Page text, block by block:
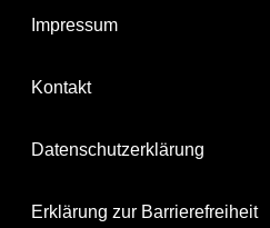
Impressum
Kontakt
Datenschutzerklärung
Erklärung zur Barrierefreiheit